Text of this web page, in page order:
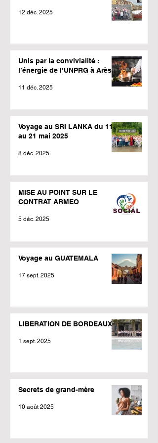
12 déc. 2025
Unis par la convivialité :
l’énergie de l’UNPRG à Arès !
11 déc. 2025
Voyage au SRI LANKA du 11
au 21 mai 2025
8 déc. 2025
MISE AU POINT SUR LE
CONTRAT ARMEO
5 déc. 2025
Voyage au GUATEMALA
17 sept. 2025
LIBERATION DE BORDEAUX
1 sept. 2025
Secrets de grand-mère
10 août 2025